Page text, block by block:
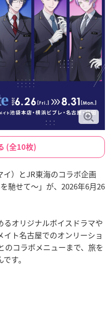
(全10枚)
イ）とJR東海のコラボ企画
馳せて〜」が、2026年6月26
オリジナルボイスドラマや
ト名古屋でのオンリーショ
のコラボメニューまで、旅を
す。